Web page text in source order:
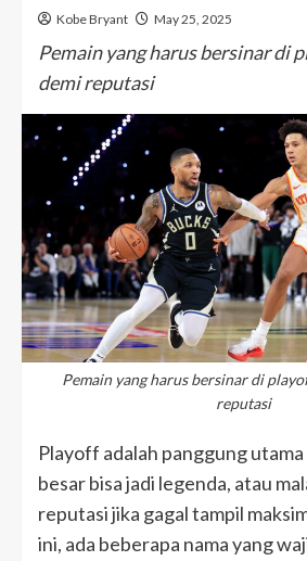
Kobe Bryant May 25, 2025
Pemain yang harus bersinar di
demi reputasi
Pemain yang harus bersinar di
reputasi
Playoff adalah panggung
besar bisa jadi legenda, atau
reputasi jika gagal tampil
ini, ada beberapa nama yang